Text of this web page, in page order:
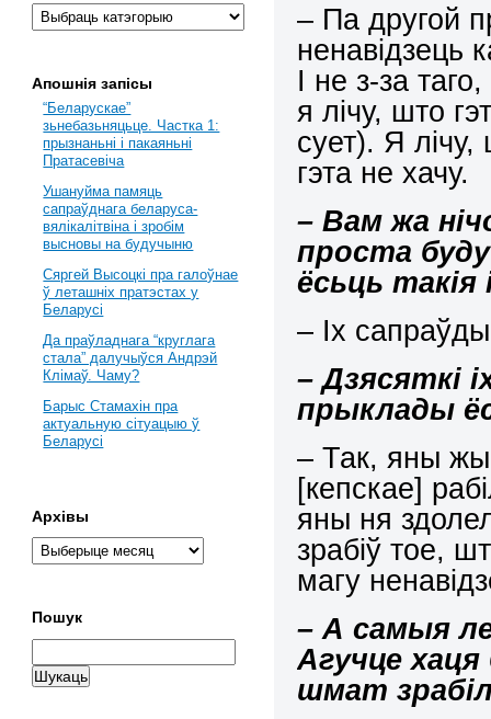
– Па другой
ненавідзець
І не з-за
я лічу, што
сует). Я
гэта не хачу.
– Вам жа
проста
ёсьць такія
– Іх
– Дзясяткі
прыклады
– Так, яны
[кепскае]
яны ня
зрабіў тое,
магу
– А самыя
Агучце
шмат
Апошнія запісы
“Беларускае”
зьнебазьняцьце. Частка 1:
прызнаньні і пакаяньні
Пратасевіча
Ушануйма памяць
сапраўднага беларуса-
вялікалітвіна і зробім
высновы на будучыню
Сяргей Высоцкі пра галоўнае
ў леташніх пратэстах у
Беларусі
Да праўладнага “круглага
стала” далучыўся Андрэй
Клімаў. Чаму?
Барыс Стамахін пра
актуальную сітуацыю ў
Беларусі
Архівы
Пошук